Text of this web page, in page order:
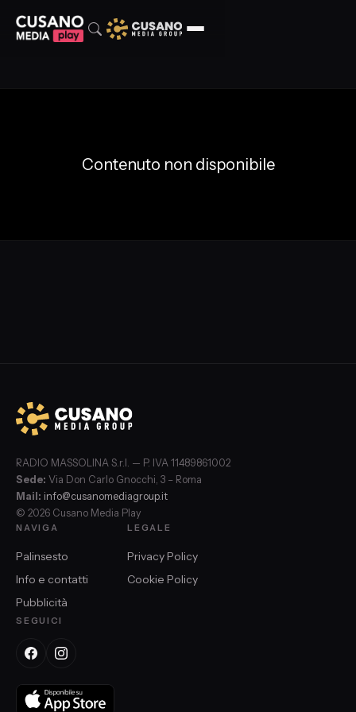
Contenuto non disponibile
RADIO MASSOLINA S.r.l. — P. IVA 11489861002
Sede: Via Don Carlo Gnocchi, 3 – Roma
Mail: info@cusanomediagroup.it
© 2026 Cusano Media Play
NAVIGA
Palinsesto
Info e contatti
Pubblicità
LEGALE
Privacy Policy
Cookie Policy
SEGUICI